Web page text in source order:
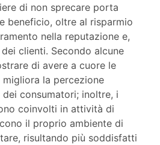
di non sprecare porta
beneficio, oltre al risparmio
nella reputazione e,
clienti. Secondo alcune
di avere a cuore le
la percezione
dei consumatori; inoltre, i
coinvolti in attività di
il proprio ambiente di
risultando più soddisfatti